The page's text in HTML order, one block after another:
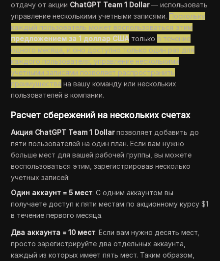
отдачу от акции ChatGPT Team 1 Dollar— использовать
управление несколькими учетными записями. Поскольку
каждый пользователь может воспользоваться этим
предложением за 1 доллар США только в течение
одного месяца, и оно доступно только один раз для
каждого пользователя, управление несколькими
учетными записями позволяет распространить
преимущества на вашу команду или нескольких
пользователей в компании.
Расчет сбережений на нескольких счетах
Акция ChatGPT Team 1 Dollarпозволяет добавить до
пяти пользователей на один план. Если вам нужно
больше мест для вашей рабочей группы, вы можете
воспользоваться этим, зарегистрировав несколько
учетных записей:
Один аккаунт = 5 мест: С одним аккаунтом вы
получаете доступ к пяти местам по акционному курсу $1
в течение первого месяца.
Два аккаунта = 10 мест: Если вам нужно десять мест,
просто зарегистрируйте два отдельных аккаунта,
каждый из которых имеет пять мест. Таким образом,